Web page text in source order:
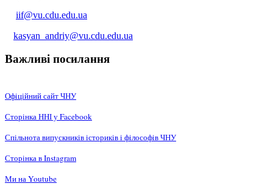
iif@vu.cdu.edu.ua
kasyan_andriy@vu.cdu.edu.ua
Важливі посилання
Офіційний сайт ЧНУ
Сторінка ННІ у Facebook
Спільнота випускників істориків і філософів ЧНУ
Сторінка в Instagram
Ми на Youtube